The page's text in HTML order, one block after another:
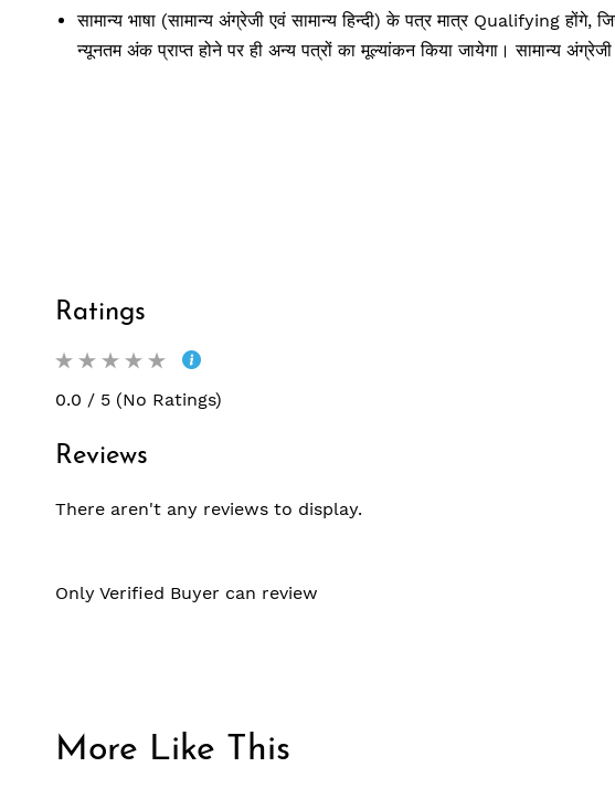
सामान्य भाषा (सामान्य अंग्रेजी एवं सामान्य हिन्दी) के पत्र मात्र Qualifying
न्यूनतम अंक प्राप्त होने पर ही अन्य पत्रों का मूल्यांकन किया जायेगा। सामान्य अंग्रेजी
Ratings
0.0 / 5 (No Ratings)
Reviews
There aren't any reviews to display.
Only Verified Buyer can review
More Like This